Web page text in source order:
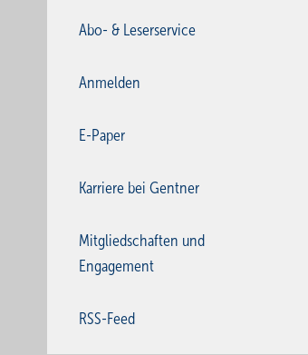
Abo- & Leserservice
Anmelden
E-Paper
Karriere bei Gentner
Mitgliedschaften und
Engagement
RSS-Feed